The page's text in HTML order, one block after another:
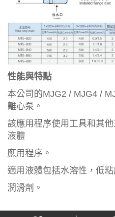
性能與特點
本公司的MJG2 / MJG4 /
離心泵。
該應用程序使用工具和其
液體
應用程序。
適用液體包括水溶性，低
潤滑劑。